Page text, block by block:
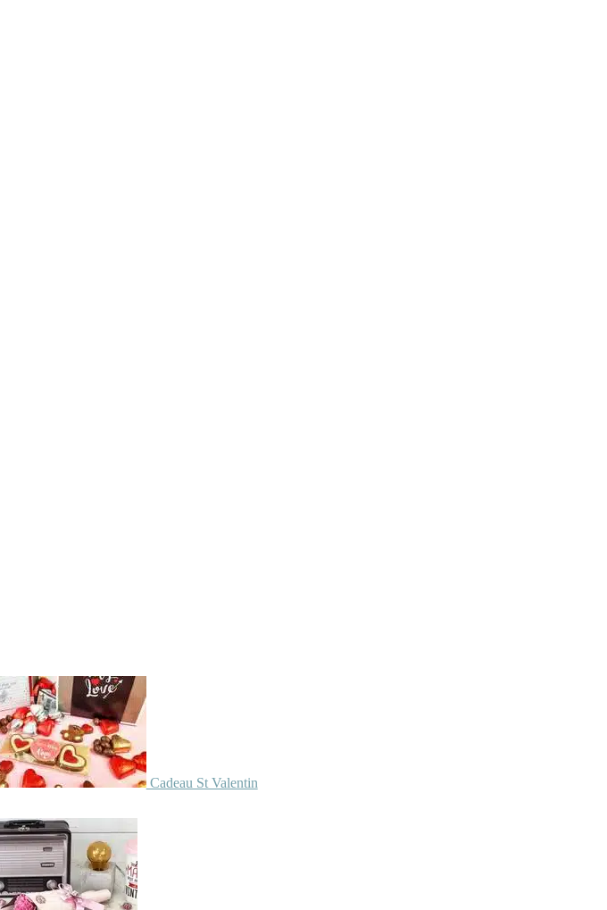
Cadeau St Valentin